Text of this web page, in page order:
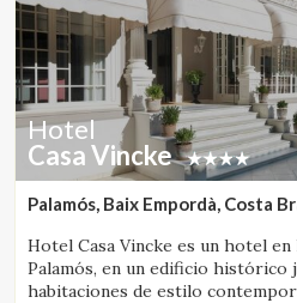
Hotel
Casa Vincke
Palamós, Baix Empordà, Costa
Hotel Casa Vincke es un hotel en
Palamós, en un edificio histórico
habitaciones de estilo